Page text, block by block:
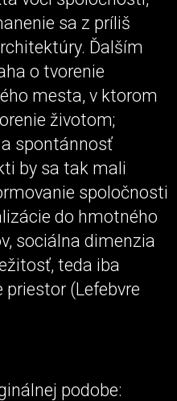
sa z príliš
Ďalším
o tvorenie
mesta, v ktorom
životom;
spontánnosť
by sa tak mali
spoločnosti
do hmotného
sociálna dimenzia
teda iba
(Lefebvre
podobe: